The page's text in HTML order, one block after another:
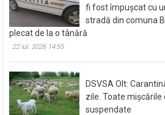
fi fost împușcat cu
stradă din comuna
plecat de la o tânără
22 iul. 2026 14:55
DSVSA Olt:
zile. Toate mișcările
suspendate